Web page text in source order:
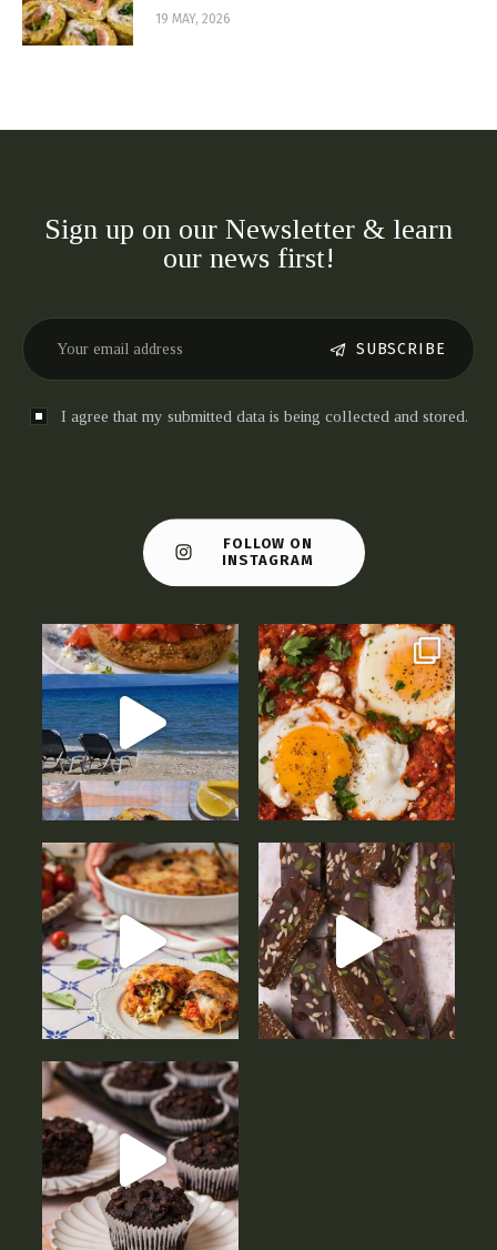
19 MAY, 2026
Sign up on our Newsletter & learn
our news first!
SUBSCRIBE
I agree that my submitted data is being collected and stored.
FOLLOW ON
INSTAGRAM